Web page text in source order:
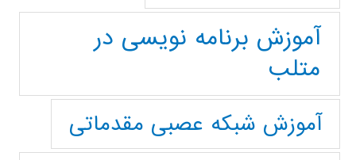
آموزش برنامه نویسی در
متلب
آموزش شبکه عصبی مقدماتی